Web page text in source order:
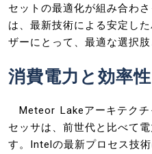
セットの最適化が組み合わ
は、最新技術による安定し
ザーにとって、最適な選択肢
消費電力と効率性
Meteor Lakeアーキテクチ
セッサは、前世代と比べて
す。Intelの最新プロセス技